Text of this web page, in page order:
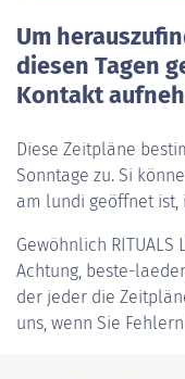
Um
diesen Tagen
Kontakt
Diese Zeitpläne
Sonntage zu. Si
am lundi geöffnet ist,
Gewöhnlich RITUALS
Achtung, beste-
der jeder die
uns, wenn Sie